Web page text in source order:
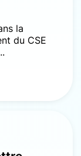
la
du CSE